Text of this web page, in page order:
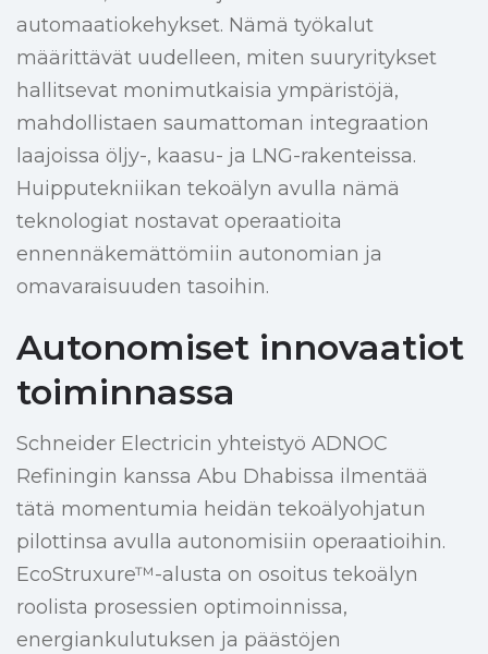
automaatiokehykset. Nämä työkalut
määrittävät uudelleen, miten suuryritykset
hallitsevat monimutkaisia ympäristöjä,
mahdollistaen saumattoman integraation
laajoissa öljy-, kaasu- ja LNG-rakenteissa.
Huipputekniikan tekoälyn avulla nämä
teknologiat nostavat operaatioita
ennennäkemättömiin autonomian ja
omavaraisuuden tasoihin.
Autonomiset innovaatiot
toiminnassa
Schneider Electricin yhteistyö ADNOC
Refiningin kanssa Abu Dhabissa ilmentää
tätä momentumia heidän tekoälyohjatun
pilottinsa avulla autonomisiin operaatioihin.
EcoStruxure™-alusta on osoitus tekoälyn
roolista prosessien optimoinnissa,
energiankulutuksen ja päästöjen